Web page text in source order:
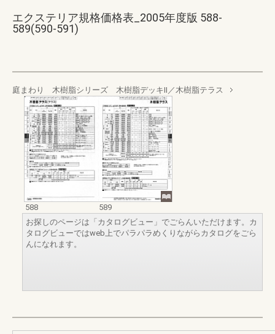
エクステリア規格価格表_2005年度版 588-
589(590-591)
庭まわり 木樹脂シリーズ 木樹脂デッキⅡ／木樹脂テラス
588
589
お探しのページは「カタログビュー」でごらんいただけます。カ
タログビューではweb上でパラパラめくりながらカタログをごら
んになれます。